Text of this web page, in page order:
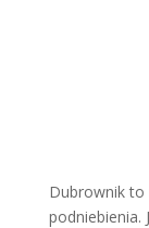
Dubrownik to
podniebienia.